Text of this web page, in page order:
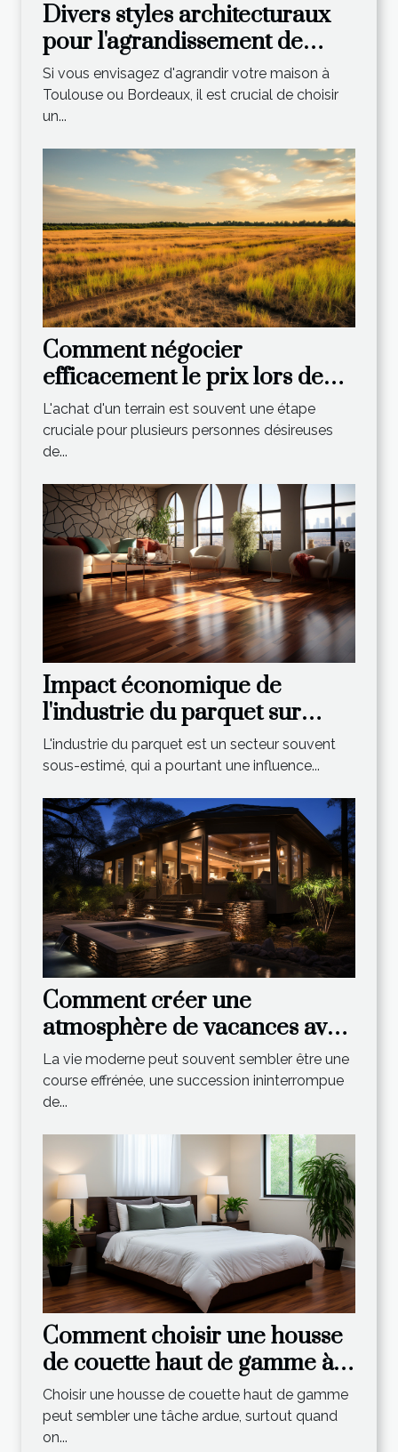
Divers styles architecturaux
pour l'agrandissement de
votre maison à Toulouse et
Bordeaux
Si vous envisagez d'agrandir votre maison à
Toulouse ou Bordeaux, il est crucial de choisir
un...
Comment négocier
efficacement le prix lors de
l'achat d'un terrain?
L'achat d'un terrain est souvent une étape
cruciale pour plusieurs personnes désireuses
de...
Impact économique de
l'industrie du parquet sur
l'économie mondiale
L'industrie du parquet est un secteur souvent
sous-estimé, qui a pourtant une influence...
Comment créer une
atmosphère de vacances avec
un spa extérieur ?
La vie moderne peut souvent sembler être une
course effrénée, une succession ininterrompue
de...
Comment choisir une housse
de couette haut de gamme à
un prix abordable
Choisir une housse de couette haut de gamme
peut sembler une tâche ardue, surtout quand
on...